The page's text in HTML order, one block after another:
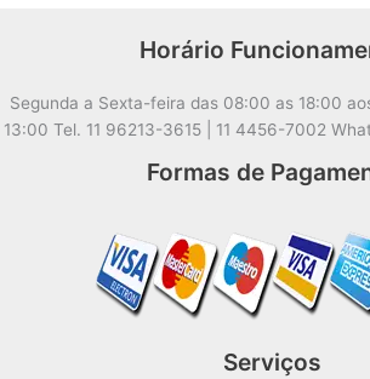
Horário
Segunda a Sexta-feira das 08:00 as 18:00
13:00 Tel. 11 96213-3615 | 11 4456-7002
Formas de
Serviços